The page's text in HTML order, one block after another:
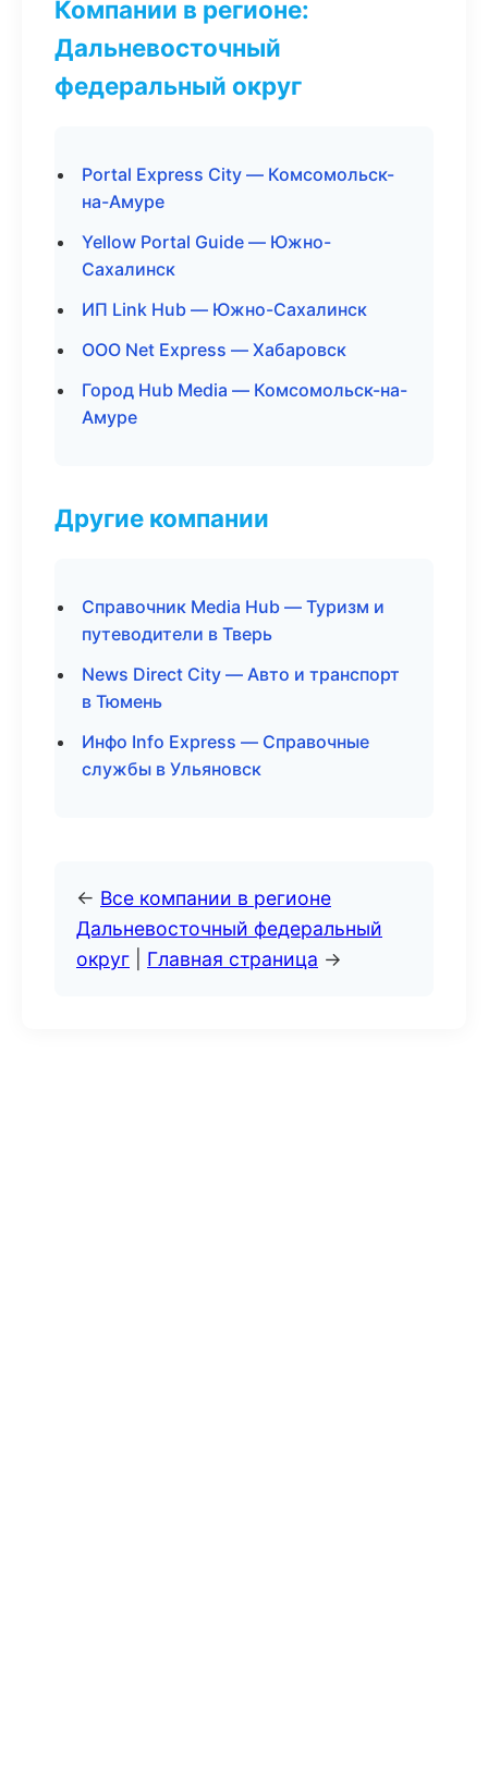
Компании в регионе:
Дальневосточный
федеральный округ
Portal Express City — Комсомольск-
на-Амуре
Yellow Portal Guide — Южно-
Сахалинск
ИП Link Hub — Южно-Сахалинск
ООО Net Express — Хабаровск
Город Hub Media — Комсомольск-на-
Амуре
Другие компании
Справочник Media Hub — Туризм и
путеводители в Тверь
News Direct City — Авто и транспорт
в Тюмень
Инфо Info Express — Справочные
службы в Ульяновск
← Все компании в регионе
Дальневосточный федеральный
округ
Главная страница →